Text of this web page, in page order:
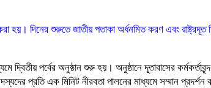
হয়। দিনের শুরুতে জাতীয় পতাকা অর্ধনমিত করণ এবং
পর্বের অনুষ্ঠান শুরু হয়। অনুষ্ঠানে দূতাবাসের কর্মকর্তাবৃন্দ
প্রতি এক মিনিট নীরবতা পালনের মাধ্যমে সম্মান প্রদর্শন